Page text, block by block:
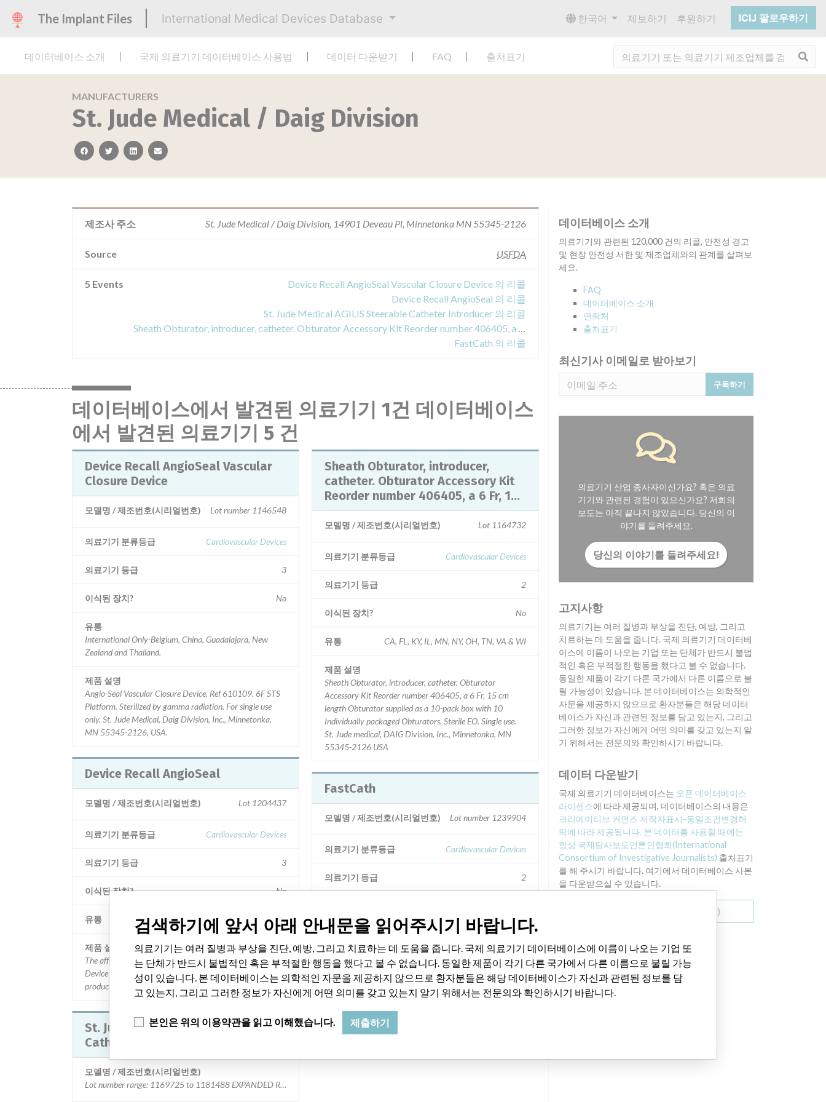
The Implant Files International Medical Devices Database 한국어 제보하기 후원하기 ICIJ 팔로우하기
데이터베이스 소개 국제 의료기기 데이터베이스 사용법 데이터 다운받기 FAQ 출처표기
MANUFACTURERS
St. Jude Medical / Daig Division
facebooktwitterlinkedinemail
제조사 주소 St. Jude Medical / Daig Division, 14901 Deveau Pl, Minnetonka MN 55345-2126
Source USFDA
5 Events
Device Recall AngioSeal Vascular Closure Device 의 리콜
Device Recall AngioSeal 의 리콜
St. Jude Medical AGILIS Steerable Catheter Introducer 의 리콜
Sheath Obturator, introducer, catheter. Obturator Accessory Kit Reorder number 406405, a 6 Fr, 15 cm length Obturator supplied as a 10-pack box with 10 Individually packaged Obturators. Sterile EO. Single use. St. Jude medical, DAIG Division, Inc., Minnetonka, MN 55345-2126 USA 의 리콜
FastCath 의 리콜
데이터베이스에서 발견된 의료기기 1건 데이터베이스
에서 발견된 의료기기 5 건
Device Recall AngioSeal Vascular
Closure Device
모델명 / 제조번호(시리얼번호) Lot number 1146548
의료기기 분류등급 Cardiovascular Devices
의료기기 등급 3
이식된 장치? No
유통
International Only-Belgium, China, Guadalajara, New
Zealand and Thailand.
제품 설명
Angio-Seal Vascular Closure Device. Ref 610109. 6F STS
Platform. Sterilized by gamma radiation. For single use
only. St. Jude Medical, Daig Division, Inc., Minnetonka,
MN 55345-2126, USA.
Device Recall AngioSeal
모델명 / 제조번호(시리얼번호) Lot 1204437
의료기기 분류등급 Cardiovascular Devices
의료기기 등급 3
이식된 장치? No
유통 Nationwide.
제품 설명
The affected device is labeled Angio-Seal Vascular Closure
Device 6F VIP Platform, model 610130. The recalled
product is the 6 French model size.
St. Jude Medical AGILIS Steerable
Catheter Introducer
모델명 / 제조번호(시리얼번호)
Sheath Obturator, introducer,
catheter. Obturator Accessory Kit
Reorder number 406405, a 6 Fr, 1...
모델명 / 제조번호(시리얼번호) Lot 1164732
의료기기 분류등급 Cardiovascular Devices
의료기기 등급 2
이식된 장치? No
유통 CA, FL, KY, IL, MN, NY, OH, TN, VA & WI
제품 설명
Sheath Obturator, introducer, catheter. Obturator
Accessory Kit Reorder number 406405, a 6 Fr, 15 cm
length Obturator supplied as a 10-pack box with 10
Individually packaged Obturators. Sterile EO. Single use.
St. Jude medical, DAIG Division, Inc., Minnetonka, MN
55345-2126 USA
FastCath
모델명 / 제조번호(시리얼번호) Lot number 1239904
의료기기 분류등급 Cardiovascular Devices
의료기기 등급 2
유통 Nationwide.
제품 설명
FastCath Transseptal Catheter Introducers with
Hemostasis Valve, DAIG division of St. Jude Medical,
Minnetonka, MN, consists of a radiopaque sheath and
dilator; Product # 406850.
데이터베이스 소개
의료기기와 관련된 120,000 건의 리콜, 안전성 경고
및 현장 안전성 서한 및 제조업체와의 관계를 살펴보
세요.
FAQ
데이터베이스 소개
연락처
출처표기
최신기사 이메일로 받아보기
구독하기
의료기기 산업 종사자이신가요? 혹은 의료
기기와 관련된 경험이 있으신가요? 저희의
보도는 아직 끝나지 않았습니다. 당신의 이
야기를 들려주세요.
당신의 이야기를 들려주세요!
고지사항
의료기기는 여러 질병과 부상을 진단, 예방, 그리고
치료하는 데 도움을 줍니다. 국제 의료기기 데이터베
이스에 이름이 나오는 기업 또는 단체가 반드시 불법
적인 혹은 부적절한 행동을 했다고 볼 수 없습니다.
동일한 제품이 각기 다른 국가에서 다른 이름으로 불
릴 가능성이 있습니다. 본 데이터베이스는 의학적인
자문을 제공하지 않으므로 환자분들은 해당 데이터
베이스가 자신과 관련된 정보를 담고 있는지, 그리고
그러한 정보가 자신에게 어떤 의미를 갖고 있는지 알
기 위해서는 전문의와 확인하시기 바랍니다.
데이터 다운받기
국제 의료기기 데이터베이스는 오픈 데이터베이스
라이센스에 따라 제공되며, 데이터베이스의 내용은
크리에이티브 커먼즈 저작자표시-동일조건변경허
락에 따라 제공됩니다. 본 데이터를 사용할 때에는
항상 국제탐사보도언론인협회(International
Consortium of Investigative Journalists) 출처표기
를 해 주시기 바랍니다. 여기에서 데이터베이스 사본
을 다운받으실 수 있습니다.
전체 다운받기 (압축파일)
검색하기에 앞서 아래 안내문을 읽어주시기 바랍니다.
의료기기는 여러 질병과 부상을 진단, 예방, 그리고 치료하는 데 도움을 줍니다. 국제 의료기기 데이터베이스에 이름이 나오는 기업 또
는 단체가 반드시 불법적인 혹은 부적절한 행동을 했다고 볼 수 없습니다. 동일한 제품이 각기 다른 국가에서 다른 이름으로 불릴 가능
성이 있습니다. 본 데이터베이스는 의학적인 자문을 제공하지 않으므로 환자분들은 해당 데이터베이스가 자신과 관련된 정보를 담
고 있는지, 그리고 그러한 정보가 자신에게 어떤 의미를 갖고 있는지 알기 위해서는 전문의와 확인하시기 바랍니다.
본인은 위의 이용약관을 읽고 이해했습니다. 제출하기